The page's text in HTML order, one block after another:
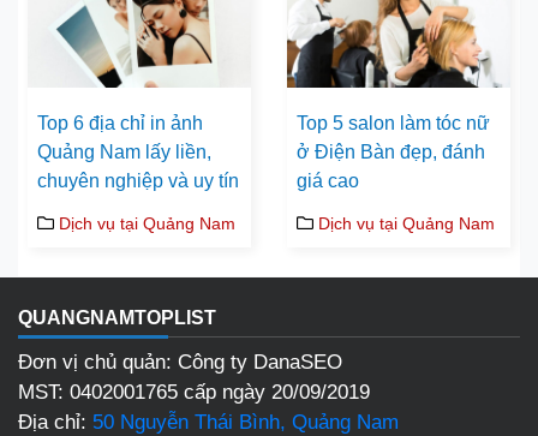
Top 6 địa chỉ in ảnh
Quảng Nam lấy liền,
chuyên nghiệp và uy tín
Dịch vụ tại Quảng Nam
Top 5 salon làm tóc nữ
ở Điện Bàn đẹp, đánh
giá cao
Dịch vụ tại Quảng Nam
QUANGNAMTOPLIST
Đơn vị chủ quản: Công ty DanaSEO
MST: 0402001765 cấp ngày 20/09/2019
Địa chỉ: 50 Nguyễn Thái Bình, Quảng Nam